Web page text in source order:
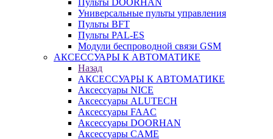
Пульты DOORHAN
Универсальные пульты управления
Пульты BFT
Пульты PAL-ES
Модули беспроводной связи GSM
АКСЕССУАРЫ К АВТОМАТИКЕ
Назад
АКСЕССУАРЫ К АВТОМАТИКЕ
Аксессуары NICE
Аксессуары ALUTECH
Аксессуары FAAC
Аксессуары DOORHAN
Аксессуары CAME